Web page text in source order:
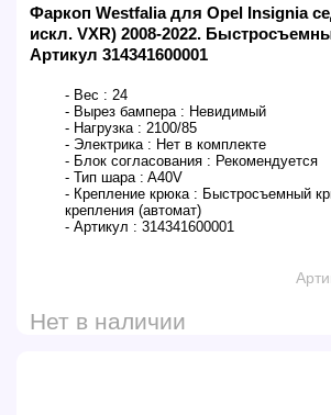
Фаркоп Westfalia для Opel Insignia
искл. VXR) 2008-2022.
Артикул 314341600001
- Вес : 24
- Вырез бампера : Невидимый
- Нагрузка : 2100/85
- Электрика : Нет в комплекте
- Блок согласования : Рекомендуется
- Тип шара : A40V
- Крепление крюка : Быстросъемный
крепления (автомат)
- Артикул : 314341600001
Нет в наличии